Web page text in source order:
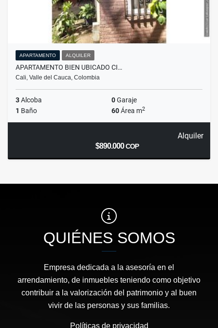
APARTAMENTO ALQUILER
APARTAMENTO BIEN UBICADO CI…
Cali, Valle del Cauca, Colombia
3Alcoba 0Garaje
1 Baño 60Área m2
Alquiler
$890.000COP
QUIÉNES SOMOS
Empresa dedicada a la asesoría en el
arrendamiento, de inmuebles teniendo como objetivo
contribuir a la valorización del patrimonio y al buen
vivir de las personas y sus familias.
Políticas de privacidad